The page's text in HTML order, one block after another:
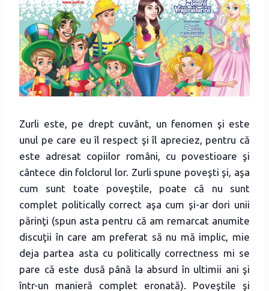
Zurli este, pe drept cuvânt, un fenomen şi este
unul pe care eu îl respect şi îl apreciez, pentru că
este adresat copiilor români, cu povestioare şi
cântece din folclorul lor. Zurli spune poveşti şi, aşa
cum sunt toate poveştile, poate că nu sunt
complet politically correct aşa cum şi-ar dori unii
părinţi (spun asta pentru că am remarcat anumite
discuţii în care am preferat să nu mă implic, mie
deja partea asta cu politically correctness mi se
pare că este dusă până la absurd în ultimii ani şi
într-un manieră complet eronată). Poveştile şi